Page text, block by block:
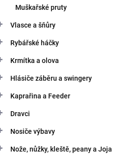
Muškařské pruty
Vlasce a šňůry
Rybářské háčky
Krmítka a olova
Hlásiče záběru a swingery
Kaprařina a Feeder
Dravci
Nosiče výbavy
Nože, nůžky, kleště, peany a Joja